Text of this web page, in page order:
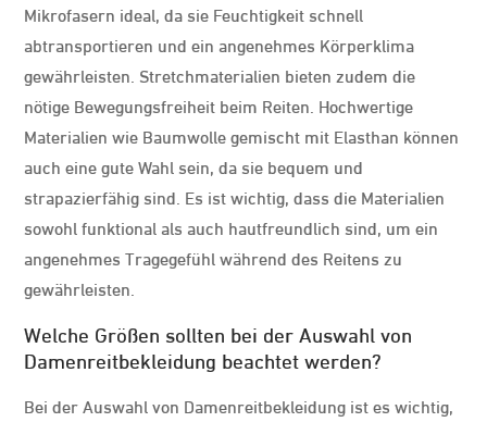
Mikrofasern ideal, da sie Feuchtigkeit schnell
abtransportieren und ein angenehmes Körperklima
gewährleisten. Stretchmaterialien bieten zudem die
nötige Bewegungsfreiheit beim Reiten. Hochwertige
Materialien wie Baumwolle gemischt mit Elasthan können
auch eine gute Wahl sein, da sie bequem und
strapazierfähig sind. Es ist wichtig, dass die Materialien
sowohl funktional als auch hautfreundlich sind, um ein
angenehmes Tragegefühl während des Reitens zu
gewährleisten.
Welche Größen sollten bei der Auswahl von
Damenreitbekleidung beachtet werden?
Bei der Auswahl von Damenreitbekleidung ist es wichtig,